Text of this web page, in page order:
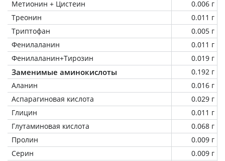
Метионин + Цистеин
0.006 г
Треонин
0.011 г
Триптофан
0.005 г
Фенилаланин
0.011 г
Фенилаланин+Тирозин
0.019 г
Заменимые аминокислоты
0.192 г
Аланин
0.016 г
Аспарагиновая кислота
0.029 г
Глицин
0.011 г
Глутаминовая кислота
0.068 г
Пролин
0.009 г
Серин
0.009 г